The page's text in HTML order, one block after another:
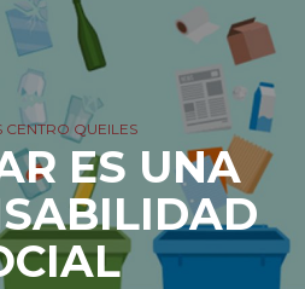
CENTRO QUEILES
ES UNA